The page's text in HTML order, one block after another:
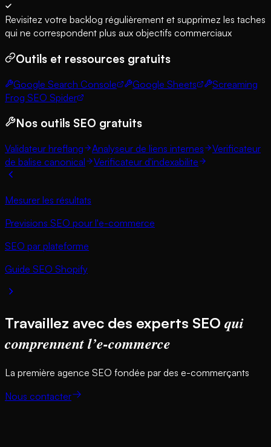
Revisitez votre backlog régulièrement et supprimez les taches
qui ne correspondent plus aux objectifs commerciaux
Outils et ressources gratuits
Google Search Console Google Sheets
Screaming
Frog SEO Spider
Nos outils SEO gratuits
Validateur hreflang Analyseur de liens internes
Verificateur
de balise canonical
Verificateur d'indexabilite
Mesurer les résultats
Previsions SEO pour l'e-commerce
SEO par plateforme
Guide SEO Shopify
Travaillez avec des experts SEO qui
comprennent l’e-commerce
La première agence SEO fondée par des e-commerçants
Nous contacter